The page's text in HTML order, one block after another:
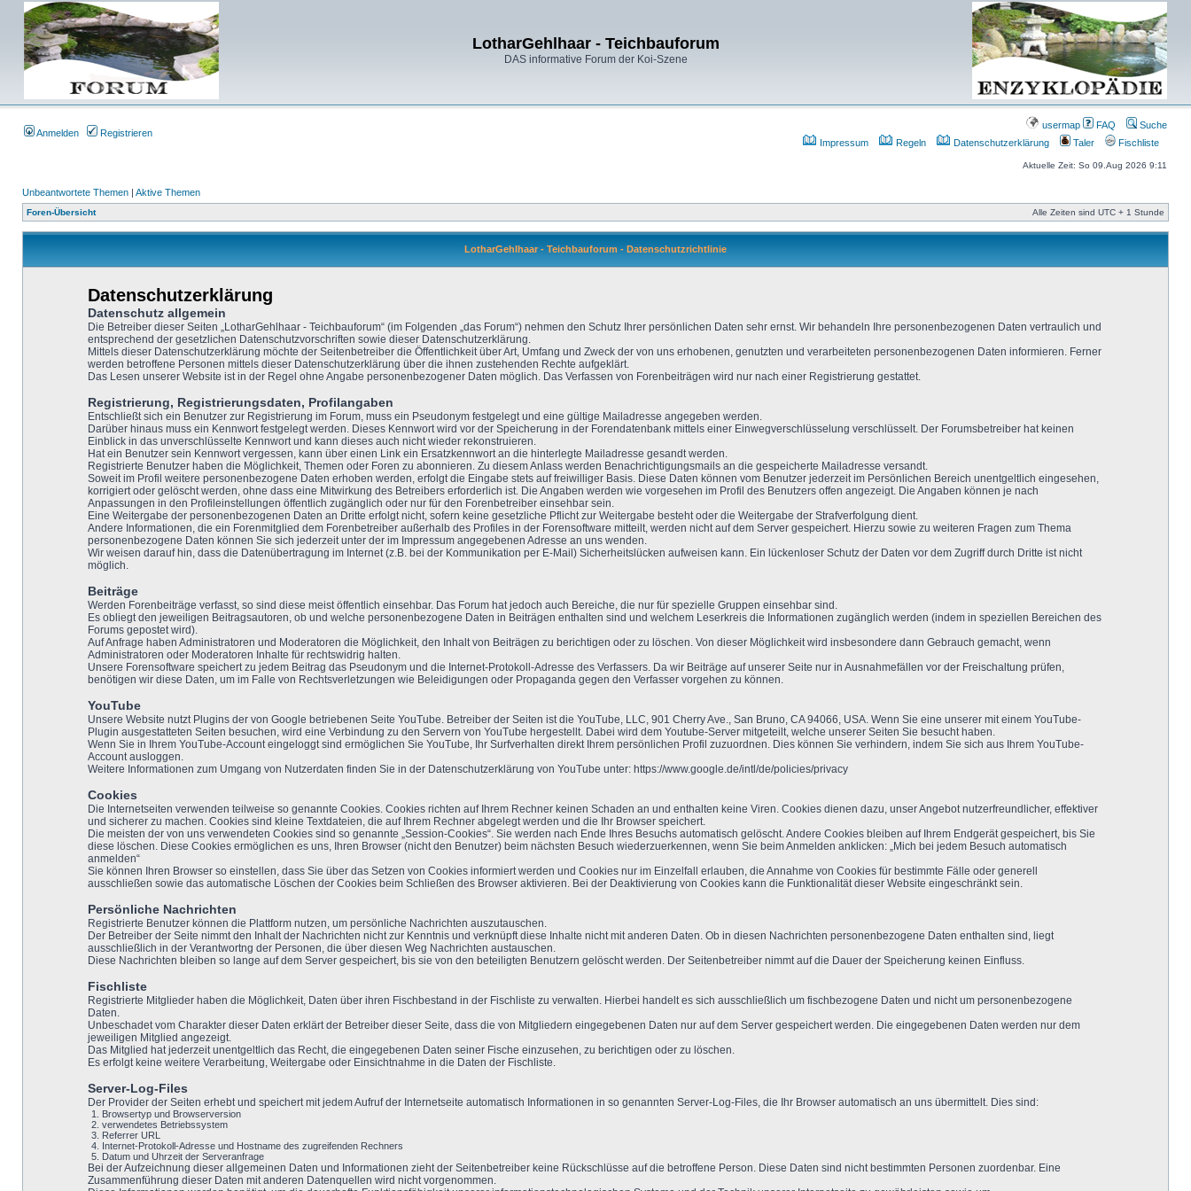
LotharGehlhaar - Teichbauforum
DAS informative Forum der Koi-Szene
Anmelden Registrieren
usermap FAQ
Suche
Impressum
Regeln Datenschutzerklärung Taler Fischliste
Aktuelle Zeit: So 09.Aug 2026 9:11
Unbeantwortete Themen | Aktive Themen
Foren-Übersicht Alle Zeiten sind UTC + 1 Stunde
LotharGehlhaar - Teichbauforum - Datenschutzrichtlinie
Datenschutzerklärung
Datenschutz allgemein
Die Betreiber dieser Seiten „LotharGehlhaar - Teichbauforum“ (im Folgenden „das Forum“) nehmen den Schutz Ihrer persönlichen Daten sehr ernst. Wir behandeln Ihre personenbezogenen Daten vertraulich und
entsprechend der gesetzlichen Datenschutzvorschriften sowie dieser Datenschutzerklärung.
Mittels dieser Datenschutzerklärung möchte der Seitenbetreiber die Öffentlichkeit über Art, Umfang und Zweck der von uns erhobenen, genutzten und verarbeiteten personenbezogenen Daten informieren. Ferner
werden betroffene Personen mittels dieser Datenschutzerklärung über die ihnen zustehenden Rechte aufgeklärt.
Das Lesen unserer Website ist in der Regel ohne Angabe personenbezogener Daten möglich. Das Verfassen von Forenbeiträgen wird nur nach einer Registrierung gestattet.
Registrierung, Registrierungsdaten, Profilangaben
Entschließt sich ein Benutzer zur Registrierung im Forum, muss ein Pseudonym festgelegt und eine gültige Mailadresse angegeben werden.
Darüber hinaus muss ein Kennwort festgelegt werden. Dieses Kennwort wird vor der Speicherung in der Forendatenbank mittels einer Einwegverschlüsselung verschlüsselt. Der Forumsbetreiber hat keinen
Einblick in das unverschlüsselte Kennwort und kann dieses auch nicht wieder rekonstruieren.
Hat ein Benutzer sein Kennwort vergessen, kann über einen Link ein Ersatzkennwort an die hinterlegte Mailadresse gesandt werden.
Registrierte Benutzer haben die Möglichkeit, Themen oder Foren zu abonnieren. Zu diesem Anlass werden Benachrichtigungsmails an die gespeicherte Mailadresse versandt.
Soweit im Profil weitere personenbezogene Daten erhoben werden, erfolgt die Eingabe stets auf freiwilliger Basis. Diese Daten können vom Benutzer jederzeit im Persönlichen Bereich unentgeltlich eingesehen,
korrigiert oder gelöscht werden, ohne dass eine Mitwirkung des Betreibers erforderlich ist. Die Angaben werden wie vorgesehen im Profil des Benutzers offen angezeigt. Die Angaben können je nach
Anpassungen in den Profileinstellungen öffentlich zugänglich oder nur für den Forenbetreiber einsehbar sein.
Eine Weitergabe der personenbezogenen Daten an Dritte erfolgt nicht, sofern keine gesetzliche Pflicht zur Weitergabe besteht oder die Weitergabe der Strafverfolgung dient.
Andere Informationen, die ein Forenmitglied dem Forenbetreiber außerhalb des Profiles in der Forensoftware mitteilt, werden nicht auf dem Server gespeichert. Hierzu sowie zu weiteren Fragen zum Thema
personenbezogene Daten können Sie sich jederzeit unter der im Impressum angegebenen Adresse an uns wenden.
Wir weisen darauf hin, dass die Datenübertragung im Internet (z.B. bei der Kommunikation per E-Mail) Sicherheitslücken aufweisen kann. Ein lückenloser Schutz der Daten vor dem Zugriff durch Dritte ist nicht
möglich.
Beiträge
Werden Forenbeiträge verfasst, so sind diese meist öffentlich einsehbar. Das Forum hat jedoch auch Bereiche, die nur für spezielle Gruppen einsehbar sind.
Es obliegt den jeweiligen Beitragsautoren, ob und welche personenbezogene Daten in Beiträgen enthalten sind und welchem Leserkreis die Informationen zugänglich werden (indem in speziellen Bereichen des
Forums gepostet wird).
Auf Anfrage haben Administratoren und Moderatoren die Möglichkeit, den Inhalt von Beiträgen zu berichtigen oder zu löschen. Von dieser Möglichkeit wird insbesondere dann Gebrauch gemacht, wenn
Administratoren oder Moderatoren Inhalte für rechtswidrig halten.
Unsere Forensoftware speichert zu jedem Beitrag das Pseudonym und die Internet-Protokoll-Adresse des Verfassers. Da wir Beiträge auf unserer Seite nur in Ausnahmefällen vor der Freischaltung prüfen,
benötigen wir diese Daten, um im Falle von Rechtsverletzungen wie Beleidigungen oder Propaganda gegen den Verfasser vorgehen zu können.
YouTube
Unsere Website nutzt Plugins der von Google betriebenen Seite YouTube. Betreiber der Seiten ist die YouTube, LLC, 901 Cherry Ave., San Bruno, CA 94066, USA. Wenn Sie eine unserer mit einem YouTube-
Plugin ausgestatteten Seiten besuchen, wird eine Verbindung zu den Servern von YouTube hergestellt. Dabei wird dem Youtube-Server mitgeteilt, welche unserer Seiten Sie besucht haben.
Wenn Sie in Ihrem YouTube-Account eingeloggt sind ermöglichen Sie YouTube, Ihr Surfverhalten direkt Ihrem persönlichen Profil zuzuordnen. Dies können Sie verhindern, indem Sie sich aus Ihrem YouTube-
Account ausloggen.
Weitere Informationen zum Umgang von Nutzerdaten finden Sie in der Datenschutzerklärung von YouTube unter: https://www.google.de/intl/de/policies/privacy
Cookies
Die Internetseiten verwenden teilweise so genannte Cookies. Cookies richten auf Ihrem Rechner keinen Schaden an und enthalten keine Viren. Cookies dienen dazu, unser Angebot nutzerfreundlicher, effektiver
und sicherer zu machen. Cookies sind kleine Textdateien, die auf Ihrem Rechner abgelegt werden und die Ihr Browser speichert.
Die meisten der von uns verwendeten Cookies sind so genannte „Session-Cookies“. Sie werden nach Ende Ihres Besuchs automatisch gelöscht. Andere Cookies bleiben auf Ihrem Endgerät gespeichert, bis Sie
diese löschen. Diese Cookies ermöglichen es uns, Ihren Browser (nicht den Benutzer) beim nächsten Besuch wiederzuerkennen, wenn Sie beim Anmelden anklicken: „Mich bei jedem Besuch automatisch
anmelden“
Sie können Ihren Browser so einstellen, dass Sie über das Setzen von Cookies informiert werden und Cookies nur im Einzelfall erlauben, die Annahme von Cookies für bestimmte Fälle oder generell
ausschließen sowie das automatische Löschen der Cookies beim Schließen des Browser aktivieren. Bei der Deaktivierung von Cookies kann die Funktionalität dieser Website eingeschränkt sein.
Persönliche Nachrichten
Registrierte Benutzer können die Plattform nutzen, um persönliche Nachrichten auszutauschen.
Der Betreiber der Seite nimmt den Inhalt der Nachrichten nicht zur Kenntnis und verknüpft diese Inhalte nicht mit anderen Daten. Ob in diesen Nachrichten personenbezogene Daten enthalten sind, liegt
ausschließlich in der Verantwortng der Personen, die über diesen Weg Nachrichten austauschen.
Diese Nachrichten bleiben so lange auf dem Server gespeichert, bis sie von den beteiligten Benutzern gelöscht werden. Der Seitenbetreiber nimmt auf die Dauer der Speicherung keinen Einfluss.
Fischliste
Registrierte Mitglieder haben die Möglichkeit, Daten über ihren Fischbestand in der Fischliste zu verwalten. Hierbei handelt es sich ausschließlich um fischbezogene Daten und nicht um personenbezogene
Daten.
Unbeschadet vom Charakter dieser Daten erklärt der Betreiber dieser Seite, dass die von Mitgliedern eingegebenen Daten nur auf dem Server gespeichert werden. Die eingegebenen Daten werden nur dem
jeweiligen Mitglied angezeigt.
Das Mitglied hat jederzeit unentgeltlich das Recht, die eingegebenen Daten seiner Fische einzusehen, zu berichtigen oder zu löschen.
Es erfolgt keine weitere Verarbeitung, Weitergabe oder Einsichtnahme in die Daten der Fischliste.
Server-Log-Files
Der Provider der Seiten erhebt und speichert mit jedem Aufruf der Internetseite automatisch Informationen in so genannten Server-Log-Files, die Ihr Browser automatisch an uns übermittelt. Dies sind:
Browsertyp und Browserversion
verwendetes Betriebssystem
Referrer URL
Internet-Protokoll-Adresse und Hostname des zugreifenden Rechners
Datum und Uhrzeit der Serveranfrage
Bei der Aufzeichnung dieser allgemeinen Daten und Informationen zieht der Seitenbetreiber keine Rückschlüsse auf die betroffene Person. Diese Daten sind nicht bestimmten Personen zuordenbar. Eine
Zusammenführung dieser Daten mit anderen Datenquellen wird nicht vorgenommen.